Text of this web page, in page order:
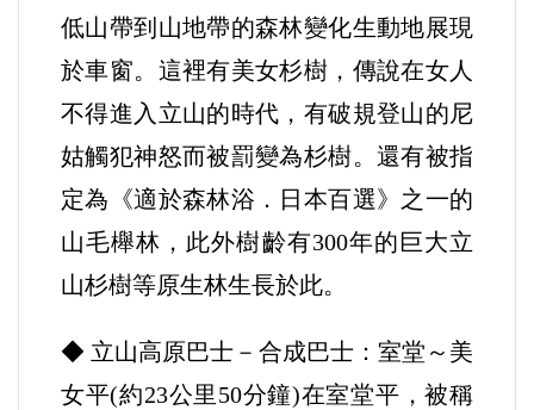
低山帶到山地帶的森林變化生動地展現
於車窗。這裡有美女杉樹，傳說在女人
不得進入立山的時代，有破規登山的尼
姑觸犯神怒而被罰變為杉樹。還有被指
定為《適於森林浴．日本百選》之一的
山毛櫸林，此外樹齡有300年的巨大立
山杉樹等原生林生長於此。
◆ 立山高原巴士－合成巴士：室堂～美
女平(約23公里50分鐘)在室堂平，被稱